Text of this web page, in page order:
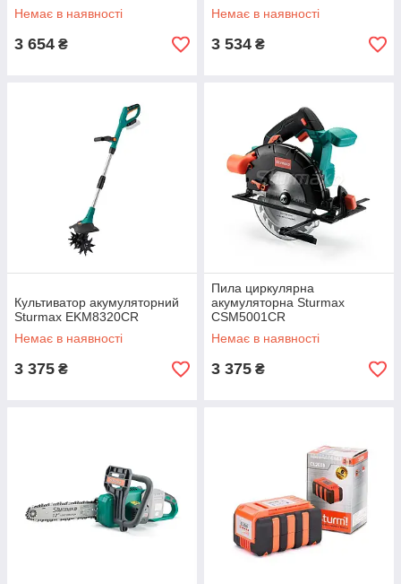
Немає в наявності
3 654 ₴
Немає в наявності
3 534 ₴
Культиватор акумуляторний
Sturmax EKM8320CR
Немає в наявності
3 375 ₴
Пила циркулярна
акумуляторна Sturmax
CSM5001CR
Немає в наявності
3 375 ₴